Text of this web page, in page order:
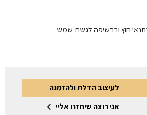
חוץ ובחשיפה לגשם ושמש
לעיצוב הדלת ולהזמנה
אני רוצה שיחזרו אליי